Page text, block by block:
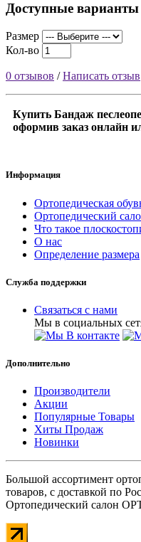
Доступные варианты
Размер
Кол-во
0 отзывов /Написать отзыв
Купить Бандаж
оформив заказ онлайн
Информация
Ортопедическая
Ортопедический
Что такое
О нас
Определение размера
Служба поддержки
Связаться с нами
Мы в социальных
Дополнительно
Производители
Акции
Популярные Товары
Хиты Продаж
Новинки
Большой ассортимент
товаров, с доставкой по
Ортопедический салон